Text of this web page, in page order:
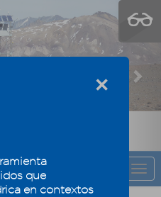
×
que
en contextos